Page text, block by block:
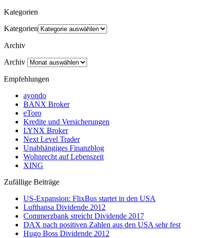
Kategorien
Kategorien
Archiv
Archiv
Empfehlungen
ayondo
BANX Broker
eToro
Kredite und Versicherungen
LYNX Broker
Next Level Trader
Unabhängiges Finanzblog
Wohnrecht auf Lebenszeit
XING
Zufällige Beiträge
US-Expansion: FlixBus startet in den USA
Lufthansa Dividende 2012
Commerzbank streicht Dividende 2017
DAX nach positiven Zahlen aus den USA sehr fest
Hugo Boss Dividende 2012